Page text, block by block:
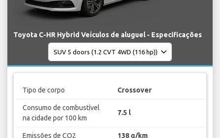
Toyota C-HR Hybrid Veículos de aluguel - Especificações
Tipo de corpo Crossover
Consumo de combustível
na cidade por 100 km
7.5 l
Emissões de CO2 138 g/km